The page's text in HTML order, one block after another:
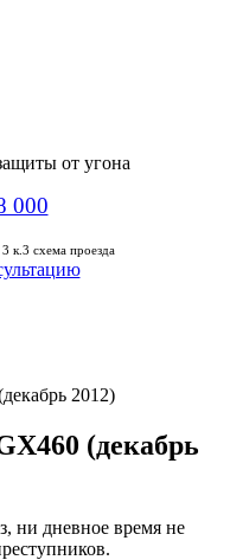
от угона
000
к.3 схема проезда
2012)
(декабрь
ни дневное время не